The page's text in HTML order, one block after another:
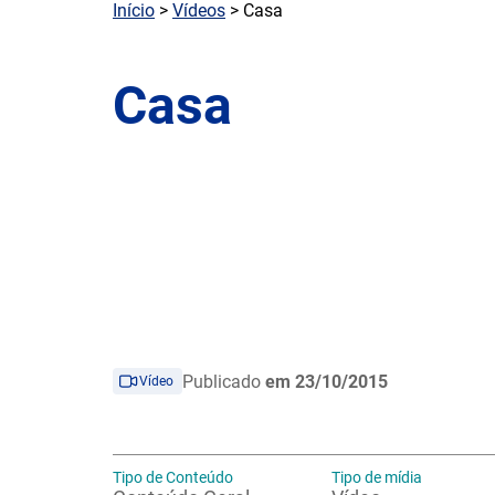
Início > Vídeos > Casa
Casa
Vídeo Publicado em 23/10/2015
Tipo de Conteúdo Tipo de mídia